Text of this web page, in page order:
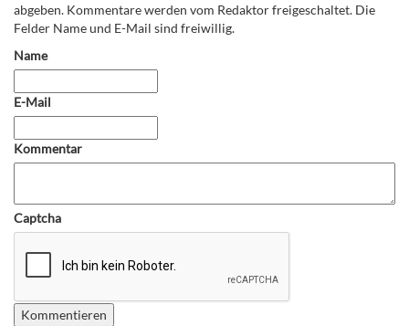
abgeben. Kommentare werden vom Redaktor freigeschaltet. Die
Felder Name und E-Mail sind freiwillig.
Name
E-Mail
Kommentar
Captcha